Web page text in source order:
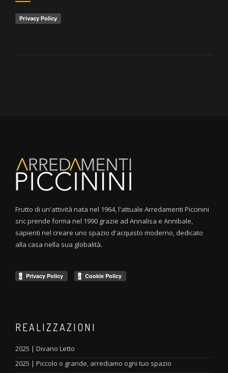
Privacy Policy
Frutto di un'attività nata nel 1964, l'attuale Arredamenti Piccinini
snc prende forma nel 1990 grazie ad Annalisa e Annibale,
sapienti nel creare uno spazio d'acquisto moderno, dedicato
alla casa nella sua globalità.
REALIZZAZIONI
2025 | Divano Letto
2025 | Piccolo o grande, arrediamo ogni tuo spazio